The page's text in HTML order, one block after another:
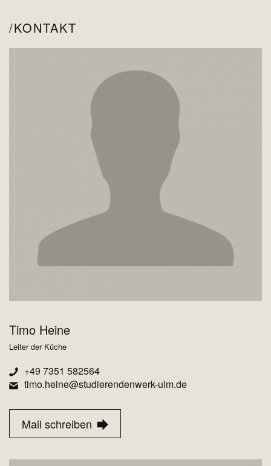
KONTAKT
Timo Heine
Leiter der Küche
+49 7351 582564
timo.heine@studierendenwerk-ulm.de
Mail schreiben